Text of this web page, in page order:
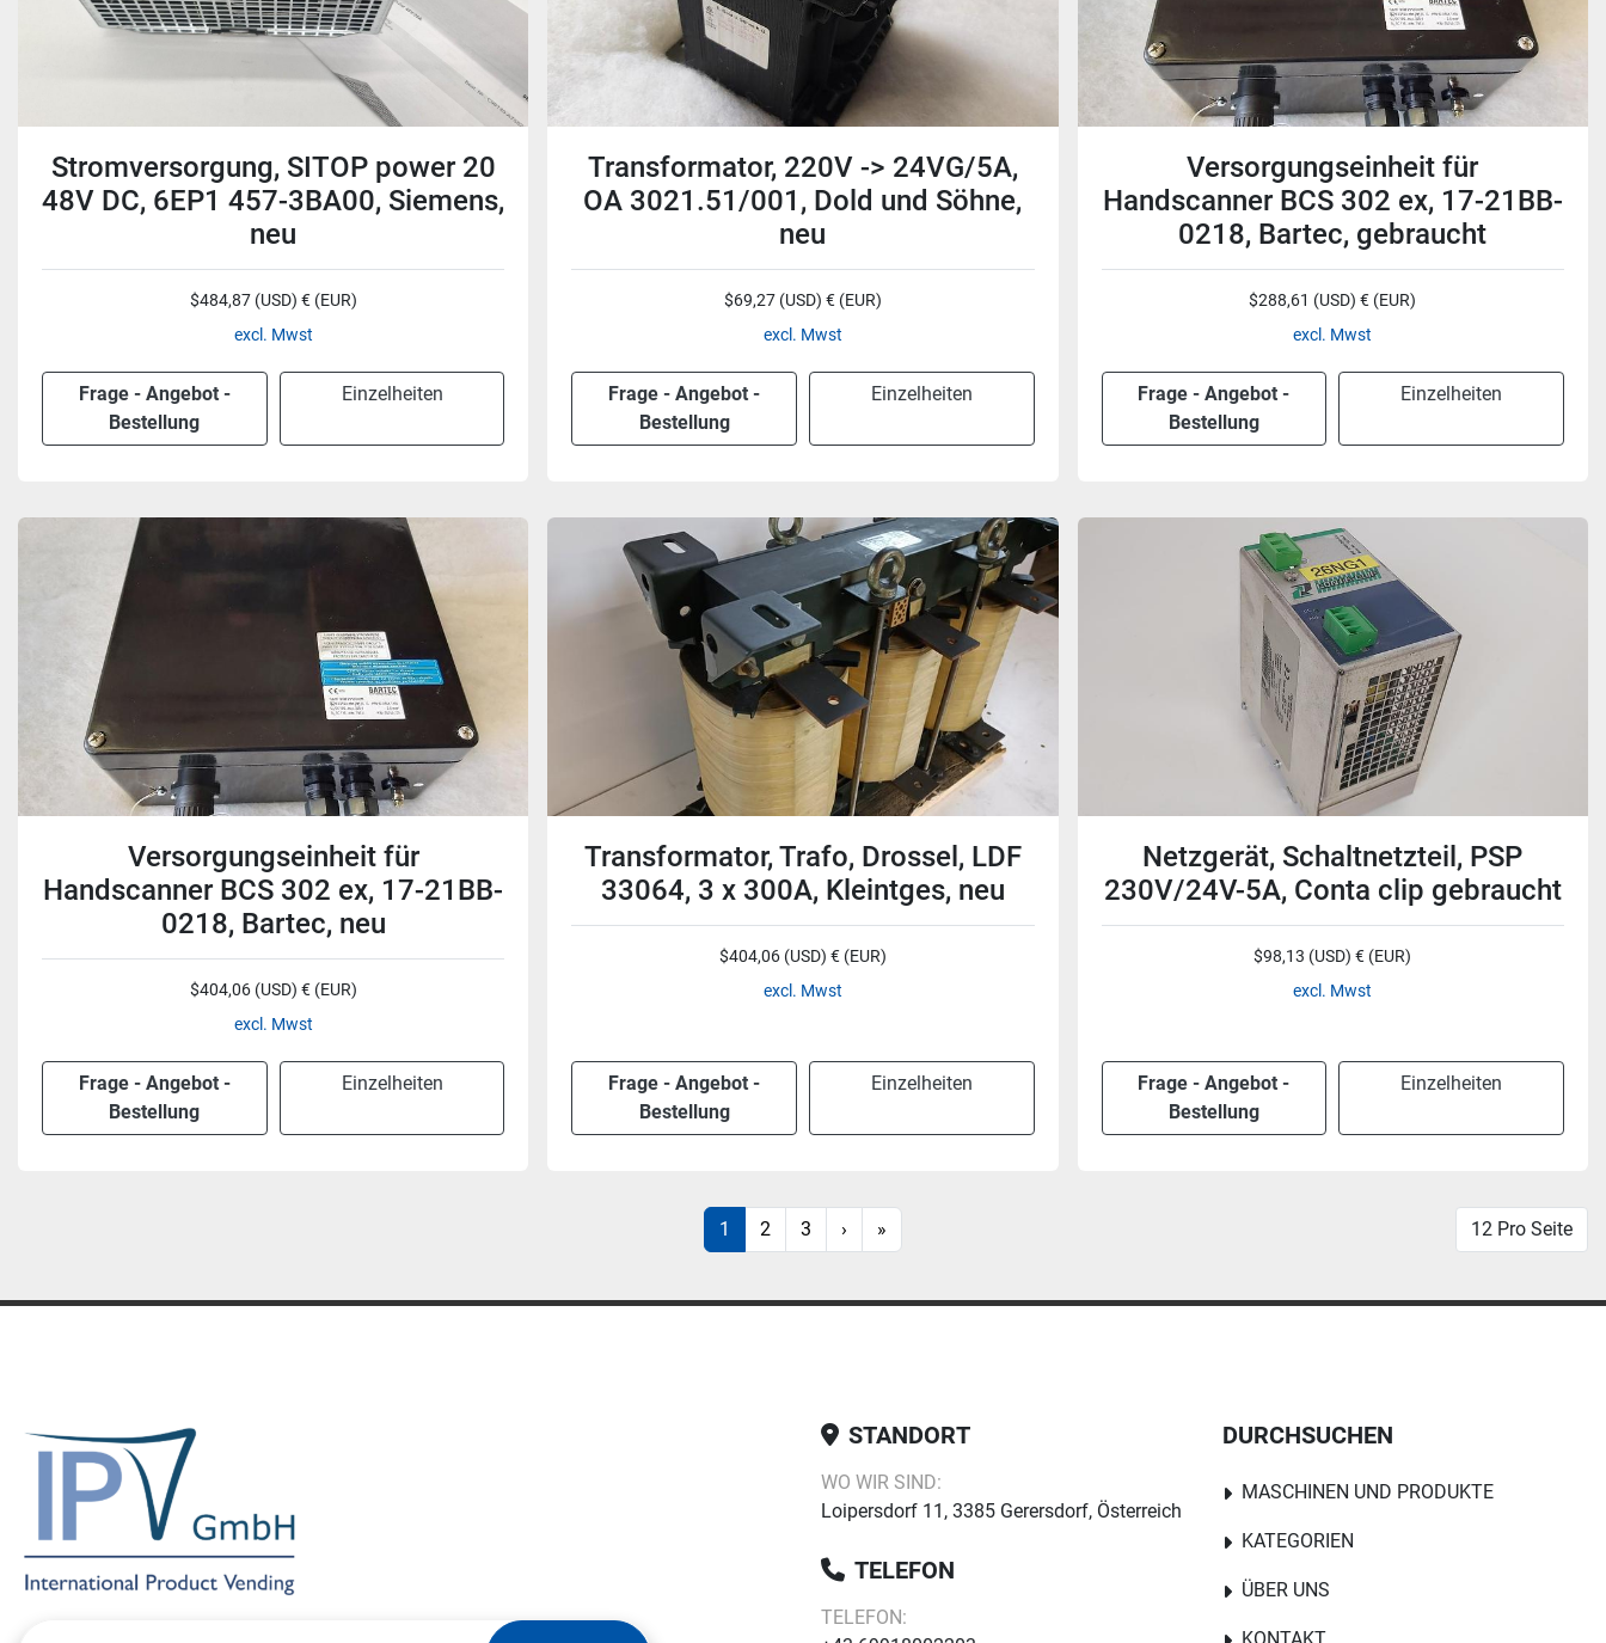
Stromversorgung, SITOP power 20
48V DC, 6EP1 457-3BA00, Siemens,
neu
$484,87 (USD) € (EUR)
excl. Mwst
Frage - Angebot -
Bestellung
Einzelheiten
Transformator, 220V -> 24VG/5A,
OA 3021.51/001, Dold und Söhne,
neu
$69,27 (USD) € (EUR)
excl. Mwst
Frage - Angebot -
Bestellung
Einzelheiten
Versorgungseinheit für
Handscanner BCS 302 ex, 17-21BB-
0218, Bartec, gebraucht
$288,61 (USD) € (EUR)
excl. Mwst
Frage - Angebot -
Bestellung
Einzelheiten
Versorgungseinheit für
Handscanner BCS 302 ex, 17-21BB-
0218, Bartec, neu
$404,06 (USD) € (EUR)
excl. Mwst
Frage - Angebot -
Bestellung
Einzelheiten
Transformator, Trafo, Drossel, LDF
33064, 3 x 300A, Kleintges, neu
$404,06 (USD) € (EUR)
excl. Mwst
Frage - Angebot -
Bestellung
Einzelheiten
Netzgerät, Schaltnetzteil, PSP
230V/24V-5A, Conta clip gebraucht
$98,13 (USD) € (EUR)
excl. Mwst
Frage - Angebot -
Bestellung
Einzelheiten
1 2 3 › » 12 Pro Seite
STANDORT
WO WIR SIND:
Loipersdorf 11, 3385 Gerersdorf, Österreich
TELEFON
TELEFON:
DURCHSUCHEN
MASCHINEN UND PRODUKTE
KATEGORIEN
ÜBER UNS